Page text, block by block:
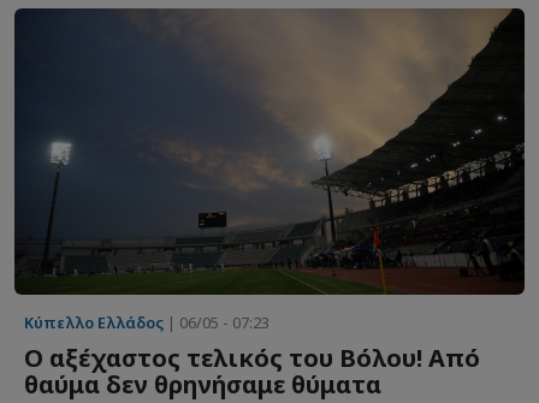
Κύπελλο Ελλάδος | 06/05 - 07:23
Ο αξέχαστος τελικός του Βόλου! Από
θαύμα δεν θρηνήσαμε θύματα